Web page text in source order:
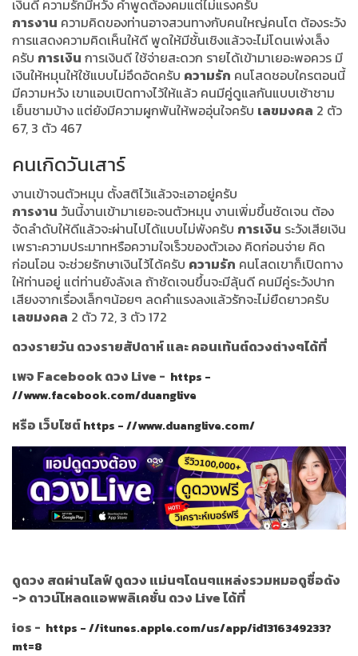
เงินดี ความรักมีหวัง คำพูดต้องคมแต่ไม่แรงครับ
การงาน ความคิดของท่านอาจสวนทางกับคนใหญ่คนโต ต้องระวัง
การแสดงความคิดเห็นให้ดี พูดให้มีชั้นเชิงแล้วจะไม่โดนเพ่งเล็ง
ครับ การเงิน การเงินดี ใช้จ่ายสะดวก รายได้เข้ามาเยอะพอควร มี
เงินให้หมุนให้ใช้แบบไม่อึดอัดครับ ความรัก คนโสดชอบใครตอนนี้
มีความหวัง เขาแอบเปิดทางไว้ให้แล้ว คนมีคู่ดูแลกันแบบเช้าชาม
เย็นชามบ้าง แต่ยังมีความผูกพันให้พออุ่นใจครับ เลขมงคล 2 ตัว
67, 3 ตัว 467
คนเกิดวันเสาร์
งานเข้าจนตัวหมุน ตั้งสติไว้แล้วจะเอาอยู่ครับ
การงาน วันนี้งานเข้ามาเยอะจนตัวหมุน งานเพิ่มขึ้นชัดเจน ต้อง
จัดลำดับให้ดีแล้วจะผ่านไปได้แบบไม่พังครับ การเงิน ระวังเสียเงิน
เพราะความประมาทหรือความใจเร็วของตัวเอง คิดก่อนจ่าย คิด
ก่อนโอน จะช่วยรักษาเงินไว้ได้ครับ ความรัก คนโสดเขาก็เปิดทาง
ให้ท่านอยู่ แต่ท่านยังลังเล ถ้าชัดเจนขึ้นจะมีลุ้นดี คนมีคู่ระวังปาก
เสียงจากเรื่องเล็กๆน้อยๆ ลดคำแรงลงแล้วรักจะไม่ยืดยาวครับ
เลขมงคล 2 ตัว 72, 3 ตัว 172
ดวงรายวัน ดวงรายสัปดาห์ และ คอนเท้นต์ดวงต่างๆได้ที่
เพจ Facebook ดวง Live - https -
//www.facebook.com/duanglive
หรือ เว็บไซต์https - //www.duanglive.com/
ดูดวง สดผ่านไลฟ์ ดูดวง แม่นๆโดนๆแหล่งรวมหมอดูชื่อดัง
-> ดาวน์โหลดแอพพลิเคชั่น ดวง Live ได้ที่
ios - https - //itunes.apple.com/us/app/id1316349233?
mt=8